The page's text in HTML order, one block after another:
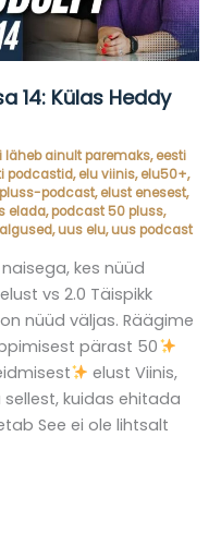
14: Külas Heddy
läheb ainult paremaks,eesti
podcastid,elu viinis,elu50+,
podcast,elust enesest,
elada,podcast 50 pluss,
,uus elu,uus podcast
kes nüüd
vs 2.0 Täispikk
nüüd väljas. Räägime
pärast 50
elust Viinis,
sellest, kuidas ehitada
See ei ole lihtsalt